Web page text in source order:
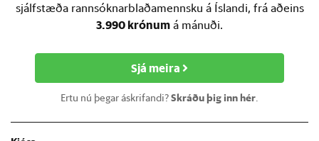
sjálfstæða rannsóknarblaðamennsku á Íslandi, frá aðeins
3.990 krónum á mánuði.
Sjá meira
Ertu nú þegar áskrifandi?Skráðu þig inn hér.